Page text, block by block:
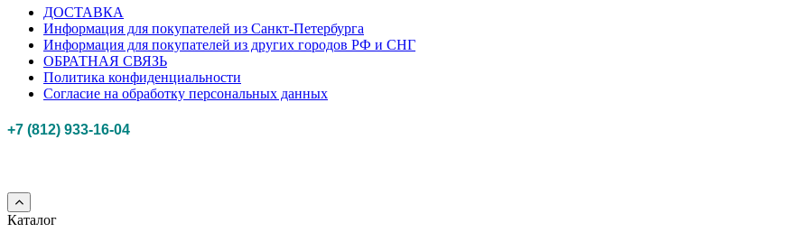
ДОСТАВКА
Информация для покупателей из Санкт-Петербурга
Информация для покупателей из других городов РФ и СНГ
ОБРАТНАЯ СВЯЗЬ
Политика конфиденциальности
Согласие на обработку персональных данных
+7 (812) 933-16-04
Каталог